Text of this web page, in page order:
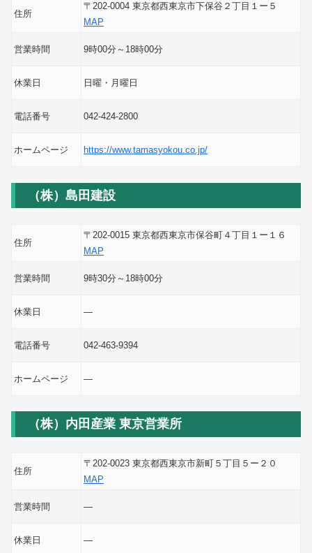
住所
〒202-0004 東京都西東京市下保谷２丁目１ー５
MAP
営業時間 9時00分～18時00分
休業日 日曜・月曜日
電話番号 042-424-2800
ホームページ https://www.tamasyokou.co.jp/
（株）島田建設
住所
〒202-0015 東京都西東京市保谷町４丁目１ー１６
MAP
営業時間 9時30分～18時00分
休業日 ―
電話番号 042-463-9394
ホームページ ―
（株）内田産業 東京営業所
住所
〒202-0023 東京都西東京市新町５丁目５ー２０
MAP
営業時間 ―
休業日 ―